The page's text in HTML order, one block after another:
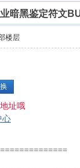
暗黑鉴定符文
楼层
址哦
心